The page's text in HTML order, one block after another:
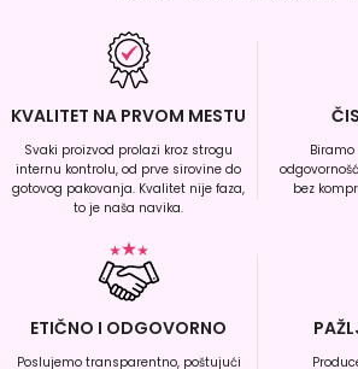
KVALITET NA PRVOM MESTU
Svaki proizvod prolazi kroz strogu
internu kontrolu, od prve sirovine do
gotovog pakovanja. Kvalitet nije faza,
to je naša navika.
bez
ETIČNO I ODGOVORNO
Poslujemo transparentno, poštujući